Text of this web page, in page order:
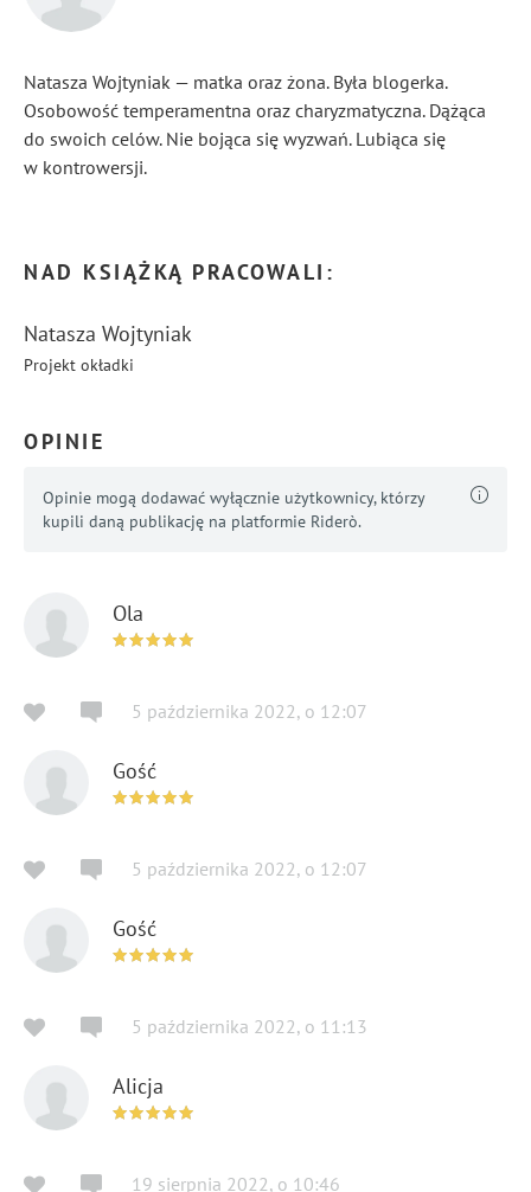
Natasza Wojtyniak — matka oraz żona. Była blogerka.
Osobowość temperamentna oraz charyzmatyczna. Dążąca
do swoich celów. Nie bojąca się wyzwań. Lubiąca się
w kontrowersji.
NAD KSIĄŻKĄ PRACOWALI:
Natasza Wojtyniak
Projekt okładki
OPINIE
Opinie mogą dodawać wyłącznie użytkownicy, którzy
kupili daną publikację na platformie Riderò.
Ola
5 października 2022, o 12:07
Gość
5 października 2022, o 12:07
Gość
5 października 2022, o 11:13
Alicja
19 sierpnia 2022, o 10:46